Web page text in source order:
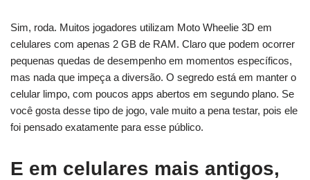
Sim, roda. Muitos jogadores utilizam Moto Wheelie 3D em
celulares com apenas 2 GB de RAM. Claro que podem ocorrer
pequenas quedas de desempenho em momentos específicos,
mas nada que impeça a diversão. O segredo está em manter o
celular limpo, com poucos apps abertos em segundo plano. Se
você gosta desse tipo de jogo, vale muito a pena testar, pois ele
foi pensado exatamente para esse público.
E em celulares mais antigos,